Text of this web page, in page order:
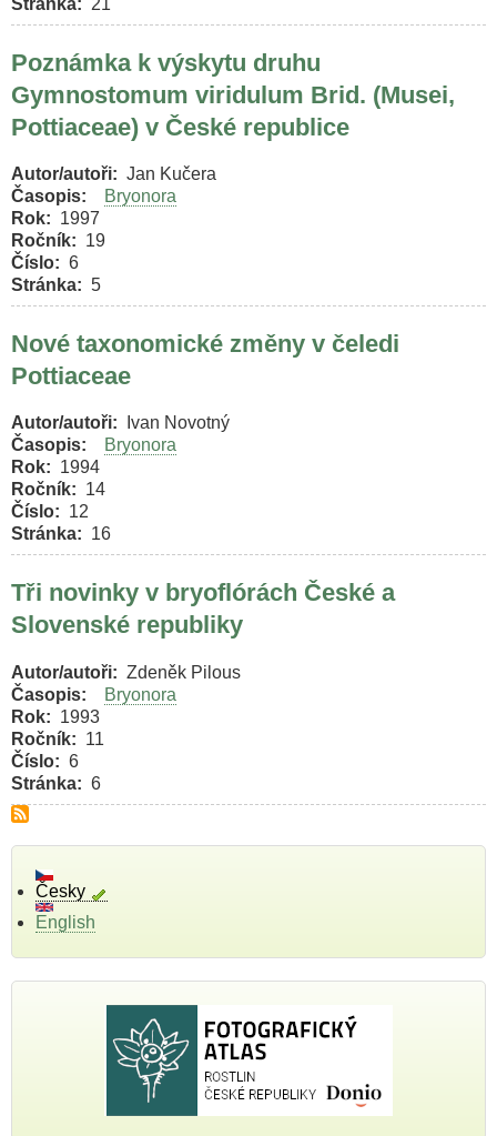
Stránka
21
Poznámka k výskytu druhu
Gymnostomum viridulum Brid. (Musei,
Pottiaceae) v České republice
Autor/autoři
Jan Kučera
Časopis
Bryonora
Rok
1997
Ročník
19
Číslo
6
Stránka
5
Nové taxonomické změny v čeledi
Pottiaceae
Autor/autoři
Ivan Novotný
Časopis
Bryonora
Rok
1994
Ročník
14
Číslo
12
Stránka
16
Tři novinky v bryoflórách České a
Slovenské republiky
Autor/autoři
Zdeněk Pilous
Časopis
Bryonora
Rok
1993
Ročník
11
Číslo
6
Stránka
6
Česky
English